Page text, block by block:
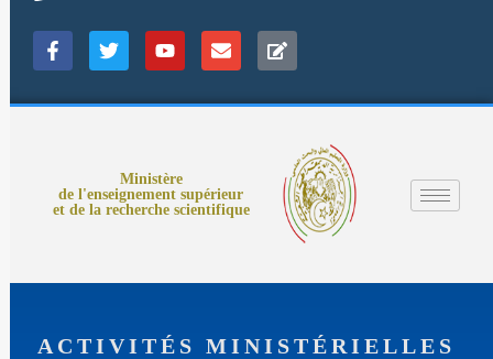
Ministère
de l'enseignement supérieur
et de la recherche scientifique
ACTIVITÉS MINISTÉRIELLES